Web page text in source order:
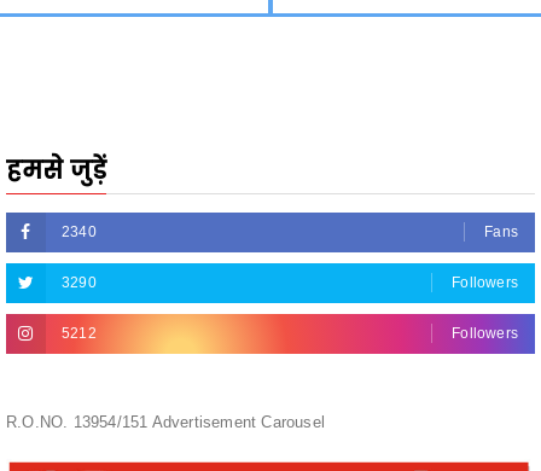
2340
3290 Followers
5212 Followers
R.O.NO. 13954/151 Advertisement Carousel